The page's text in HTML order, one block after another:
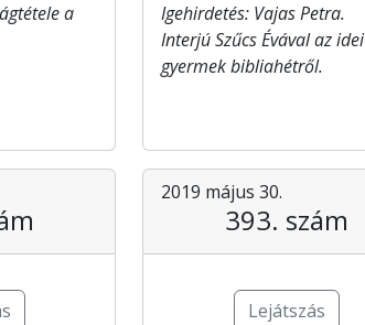
a
Igehirdetés: Vajas Petra.
Interjú Szűcs Évával az idei
gyermek bibliahétről.
2019 május 30.
393. szám
Lejátszás